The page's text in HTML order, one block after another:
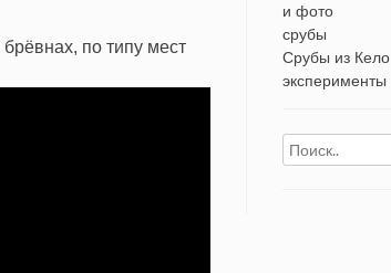
по типу мест
и фото
срубы
Срубы из Кело
эксперименты
Найти: